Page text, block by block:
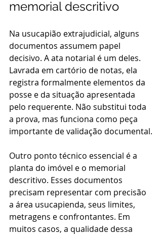
memorial descritivo
Na usucapião extrajudicial, alguns
documentos assumem papel
decisivo. A ata notarial é um deles.
Lavrada em cartório de notas, ela
registra formalmente elementos da
posse e da situação apresentada
pelo requerente. Não substitui toda
a prova, mas funciona como peça
importante de validação documental.
Outro ponto técnico essencial é a
planta do imóvel e o memorial
descritivo. Esses documentos
precisam representar com precisão
a área usucapienda, seus limites,
metragens e confrontantes. Em
muitos casos, a qualidade dessa